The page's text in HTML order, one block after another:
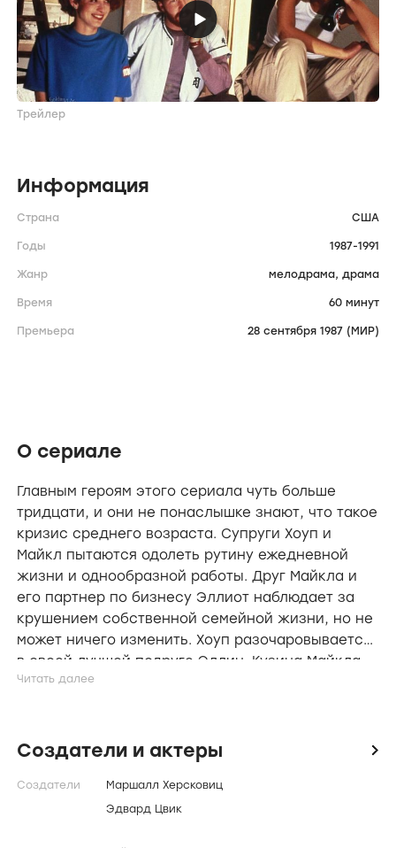
Трейлер
Информация
Страна США
Годы 1987-1991
Жанр мелодрама, драма
Время 60 минут
Премьера 28 сентября 1987 (МИР)
О сериале
кризис среднего возраста. Супруги Хоуп и
его партнер по бизнесу Эллиот наблюдает за